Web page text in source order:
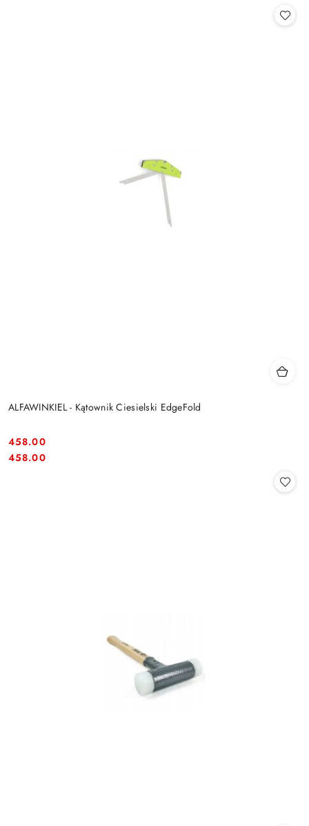
ALFAWINKIEL - Kątownik Ciesielski EdgeFold
Cena:
458.00
Cena:
458.00